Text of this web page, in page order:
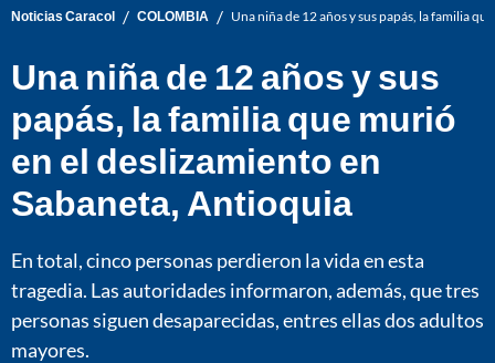
Noticias Caracol / COLOMBIA / Una niña de 12 años y sus papás, la familia
Una niña de 12 años y sus
papás, la familia que murió
en el deslizamiento en
Sabaneta, Antioquia
En total, cinco personas perdieron la vida en esta
tragedia. Las autoridades informaron, además, que tres
personas siguen desaparecidas, entres ellas dos adultos
mayores.